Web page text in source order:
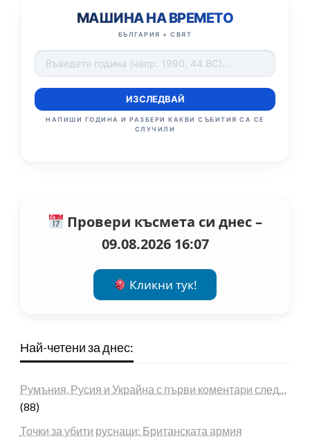
МАШИНА НА ВРЕМЕТО
БЪЛГАРИЯ + СВЯТ
ИЗСЛЕДВАЙ
НАПИШИ ГОДИНА И РАЗБЕРИ КАКВИ СЪБИТИЯ СА СЕ
СЛУЧИЛИ
Провери късмета си днес –
09.08.2026 16:07
Кликни тук!
Най-четени за днес:
Румъния, Русия и Украйна с първи коментари след…
(88)
Точки за убити руснаци: Британската армия